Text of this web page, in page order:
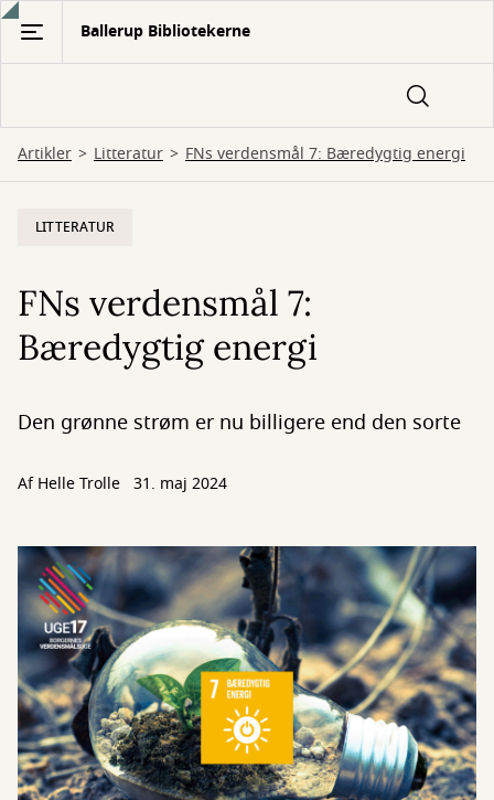
Gå
hovedindhold
Ballerup Bibliotekerne
Artikler Litteratur FNs verdensmål 7: Bæredygtig energi
LITTERATUR
FNs verdensmål 7:
Bæredygtig energi
Den grønne strøm er nu billigere end den sorte
AfHelle Trolle 31. maj 2024